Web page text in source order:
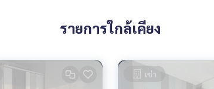
รายการใกล้เคียง
เช่า